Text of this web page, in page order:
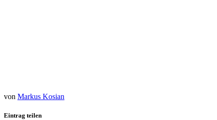
von Markus Kosian
Eintrag teilen